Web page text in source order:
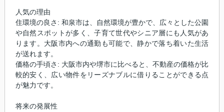
人気の理由
住環境の良さ: 和泉市は、自然環境が豊かで、広々とした公園
や自然スポットが多く、子育て世代やシニア層にも人気があ
ります。大阪市内への通勤も可能で、静かで落ち着いた生活
が送れます。
価格の手頃さ: 大阪市内や堺市に比べると、不動産の価格が比
較的安く、広い物件をリーズナブルに借りることができる点
が魅力です。
将来の発展性